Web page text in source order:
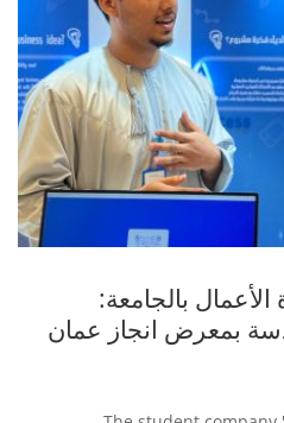
بالجامعة:
بمعرض انجاز عمان